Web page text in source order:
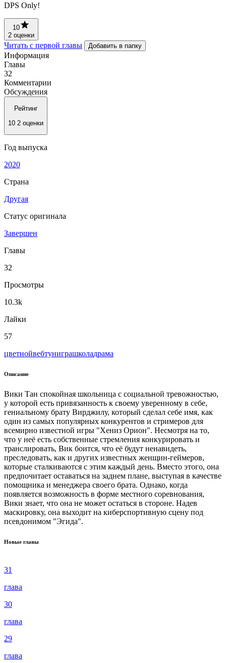
DPS Only!
10
2 оценки
Читать с первой главы Добавить в папку
Информация
Главы
32
Комментарии
Обсуждения
Рейтинг
10 2 оценки
Год выпуска
2020
Страна
Другая
Статус оригинала
Завершен
Главы
32
Просмотры
10.3k
Лайки
57
цветнойвeбтуниграшколадрама
Описание
Вики Тан спокойная школьница с социальной тревожностью,
у которой есть привязанность к своему уверенному в себе,
гениальному брату Вирджилу, который сделал себе имя, как
один из самых популярных конкурентов и стримеров для
всемирно известной игры "Хениз Орион". Несмотря на то,
что у неё есть собственные стремления конкурировать и
транслировать, Вик боится, что её будут ненавидеть,
преследовать, как и других известных женщин-геймеров,
которые сталкиваются с этим каждый день. Вместо этого, она
предпочитает оставаться на заднем плане, выступая в качестве
помощника и менеджера своего брата. Однако, когда
появляется возможность в форме местного соревнования,
Вики знает, что она не может остаться в стороне. Надев
маскировку, она выходит на киберспортивную сцену под
псевдонимом "Эгида".
Новые главы
31
глава
30
глава
29
глава